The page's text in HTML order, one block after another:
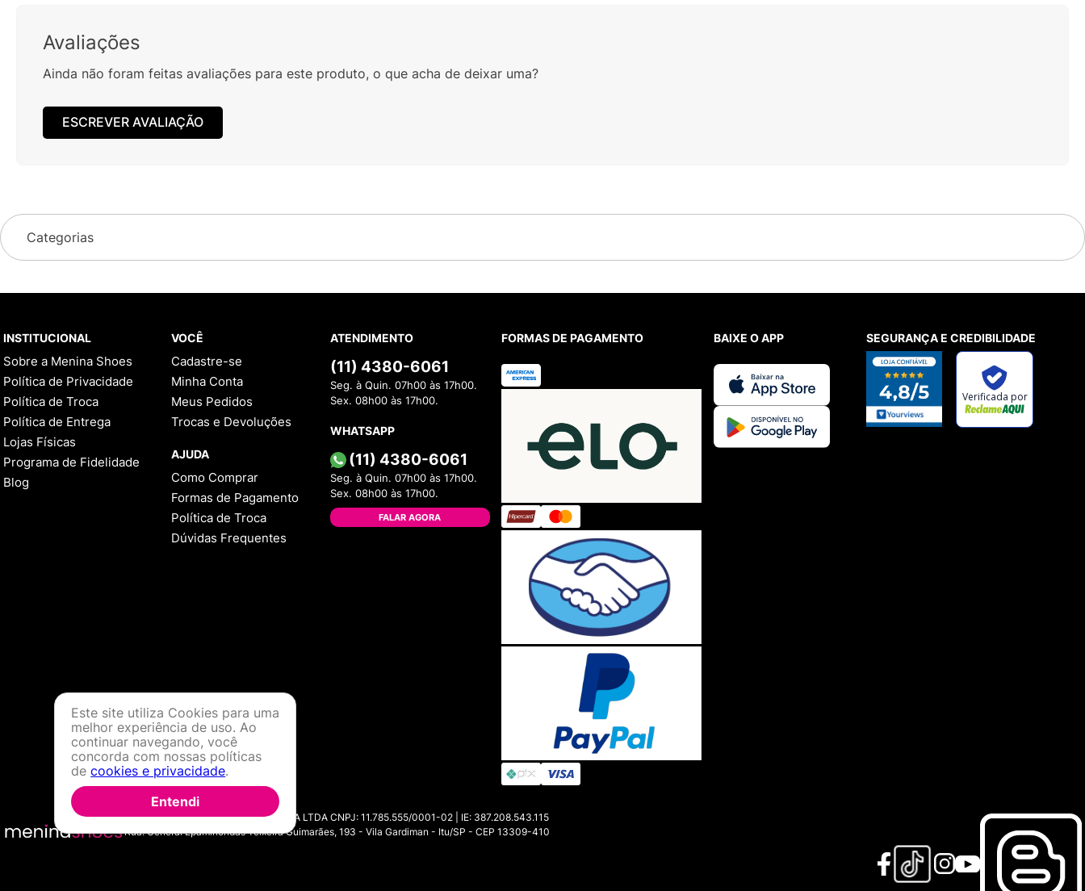
Avaliações
Ainda não foram feitas avaliações para este produto, o que acha de deixar uma?
ESCREVER AVALIAÇÃO
Categorias
INSTITUCIONAL
Sobre a Menina Shoes
Política de Privacidade
Política de Troca
Política de Entrega
Lojas Físicas
Programa de Fidelidade
Blog
VOCÊ
Cadastre-se
Minha Conta
Meus Pedidos
Trocas e Devoluções
AJUDA
Como Comprar
Formas de Pagamento
Política de Troca
Dúvidas Frequentes
ATENDIMENTO
(11) 4380-6061
Seg. à Quin. 07h00 às 17h00.
Sex. 08h00 às 17h00.
WHATSAPP
(11) 4380-6061
Seg. à Quin. 07h00 às 17h00.
Sex. 08h00 às 17h00.
FALAR AGORA
FORMAS DE PAGAMENTO BAIXE O APP SEGURANÇA E CREDIBILIDADE
MENINA SHOES COMERCIO DE MODA LTDA CNPJ: 11.785.555/0001-02 | IE: 387.208.543.115
Rua: General Epaminondas Teixeira Guimarães, 193 - Vila Gardiman - Itu/SP - CEP 13309-410
Este site utiliza Cookies para uma
melhor experiência de uso. Ao
continuar navegando, você
concorda com nossas políticas
decookies e privacidade.
Entendi